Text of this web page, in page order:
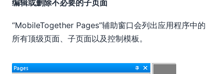
编辑或删除不必要的子页面
“MobileTogether Pages”辅助窗口会列出应用程序中的
所有顶级页面、子页面以及控制模板。